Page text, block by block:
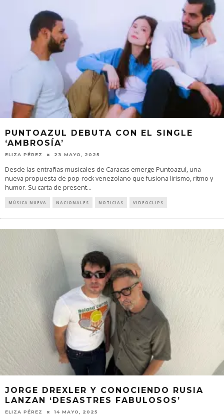
PUNTOAZUL DEBUTA CON EL SINGLE
‘AMBROSÍA’
ELIZA PÉREZ 23 MAYO, 2025
Desde las entrañas musicales de Caracas emerge Puntoazul, una
nueva propuesta de pop-rock venezolano que fusiona lirismo, ritmo y
humor. Su carta de present...
MÚSICA NUEVA NACIONALES NOTICIAS VIDEOCLIPS
JORGE DREXLER Y CONOCIENDO RUSIA
LANZAN ‘DESASTRES FABULOSOS’
ELIZA PÉREZ 14 MAYO, 2025